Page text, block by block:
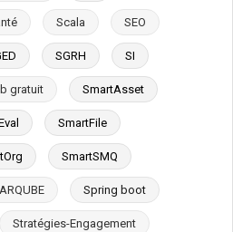
Scala SEO
SGRH SI
gratuit SmartAsset
SmartFile
SmartSMQ
Spring boot
Stratégies-Engagement